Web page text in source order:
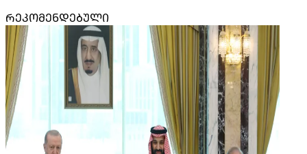
ᲠᲔᲙᲝᲛᲔᲜᲓᲔᲑᲣᲚᲘ